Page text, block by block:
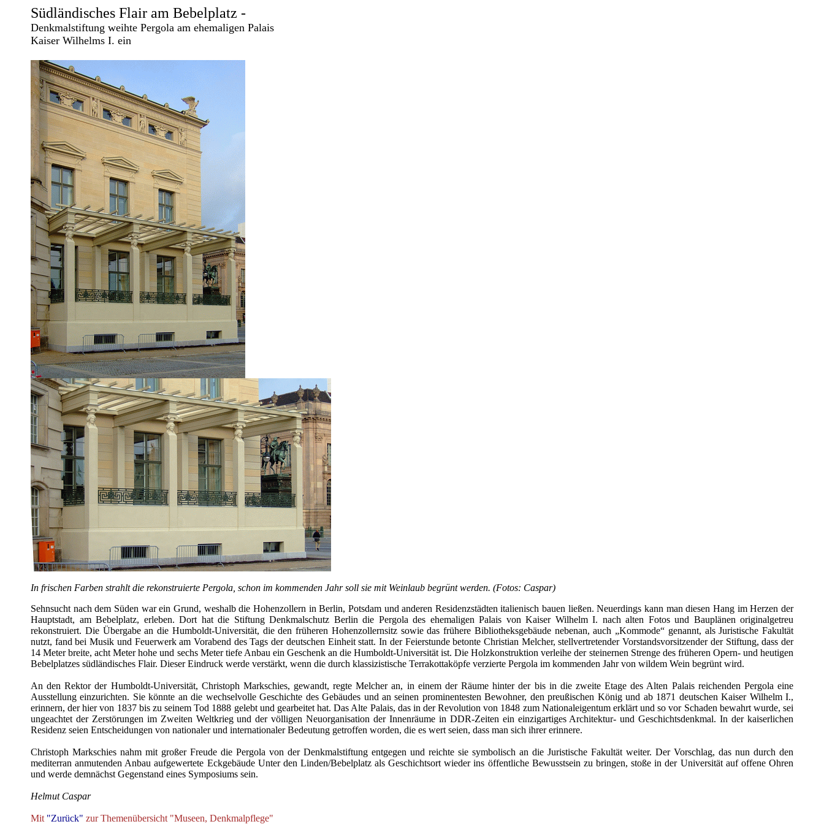
Südländisches Flair am Bebelplatz -
Denkmalstiftung weihte Pergola am ehemaligen Palais
Kaiser Wilhelms I. ein
In frischen Farben strahlt die rekonstruierte Pergola, schon im kommenden Jahr soll sie mit Weinlaub begrünt werden. (Fotos: Caspar)
Sehnsucht nach dem Süden war ein Grund, weshalb die Hohenzollern in Berlin, Potsdam und anderen Residenzstädten italienisch bauen ließen. Neuerdings kann man diesen Hang im Herzen der
Hauptstadt, am Bebelplatz, erleben. Dort hat die Stiftung Denkmalschutz Berlin die Pergola des ehemaligen Palais von Kaiser Wilhelm I. nach alten Fotos und Bauplänen originalgetreu
rekonstruiert. Die Übergabe an die Humboldt-Universität, die den früheren Hohenzollernsitz sowie das frühere Bibliotheksgebäude nebenan, auch „Kommode“ genannt, als Juristische Fakultät
nutzt, fand bei Musik und Feuerwerk am Vorabend des Tags der deutschen Einheit statt. In der Feierstunde betonte Christian Melcher, stellvertretender Vorstandsvorsitzender der Stiftung, dass der
14 Meter breite, acht Meter hohe und sechs Meter tiefe Anbau ein Geschenk an die Humboldt-Universität ist. Die Holzkonstruktion verleihe der steinernen Strenge des früheren Opern- und heutigen
Bebelplatzes südländisches Flair. Dieser Eindruck werde verstärkt, wenn die durch klassizistische Terrakottaköpfe verzierte Pergola im kommenden Jahr von wildem Wein begrünt wird.
An den Rektor der Humboldt-Universität, Christoph Markschies, gewandt, regte Melcher an, in einem der Räume hinter der bis in die zweite Etage des Alten Palais reichenden Pergola eine
Ausstellung einzurichten. Sie könnte an die wechselvolle Geschichte des Gebäudes und an seinen prominentesten Bewohner, den preußischen König und ab 1871 deutschen Kaiser Wilhelm I.,
erinnern, der hier von 1837 bis zu seinem Tod 1888 gelebt und gearbeitet hat. Das Alte Palais, das in der Revolution von 1848 zum Nationaleigentum erklärt und so vor Schaden bewahrt wurde, sei
ungeachtet der Zerstörungen im Zweiten Weltkrieg und der völligen Neuorganisation der Innenräume in DDR-Zeiten ein einzigartiges Architektur- und Geschichtsdenkmal. In der kaiserlichen
Residenz seien Entscheidungen von nationaler und internationaler Bedeutung getroffen worden, die es wert seien, dass man sich ihrer erinnere.
Christoph Markschies nahm mit großer Freude die Pergola von der Denkmalstiftung entgegen und reichte sie symbolisch an die Juristische Fakultät weiter. Der Vorschlag, das nun durch den
mediterran anmutenden Anbau aufgewertete Eckgebäude Unter den Linden/Bebelplatz als Geschichtsort wieder ins öffentliche Bewusstsein zu bringen, stoße in der Universität auf offene Ohren
und werde demnächst Gegenstand eines Symposiums sein.
Helmut Caspar
Mit "Zurück" zur Themenübersicht "Museen, Denkmalpflege"